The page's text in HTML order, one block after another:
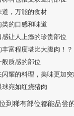
，万能的食材
的口感和味道
让人上瘾的珍贵部位
富程度堪比大腹肉！？
质感的部位
耀的料理，美味更加突
宛如红烧猪肉
到稀有部位都能品尝